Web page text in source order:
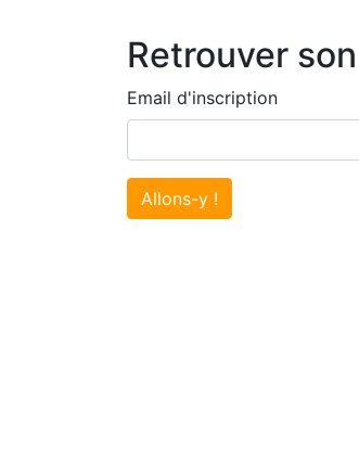
Retrouver
Email d'inscription
Allons-y !